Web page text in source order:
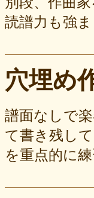
読譜力も強
穴埋め
譜面なしで
て書き残し
を重点的に